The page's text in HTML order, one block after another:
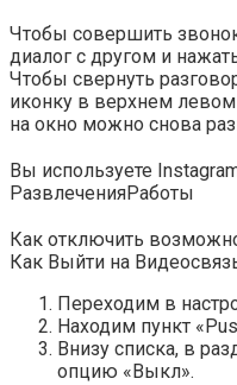
Чтобы совершить
диалог с другом и
Чтобы свернуть
иконку в верхнем
на окно можно снова
Вы используете
РазвлеченияРаботы
Как отключить
Как Выйти на
Переходим в
Находим пункт
Внизу списка, в
опцию «Выкл».